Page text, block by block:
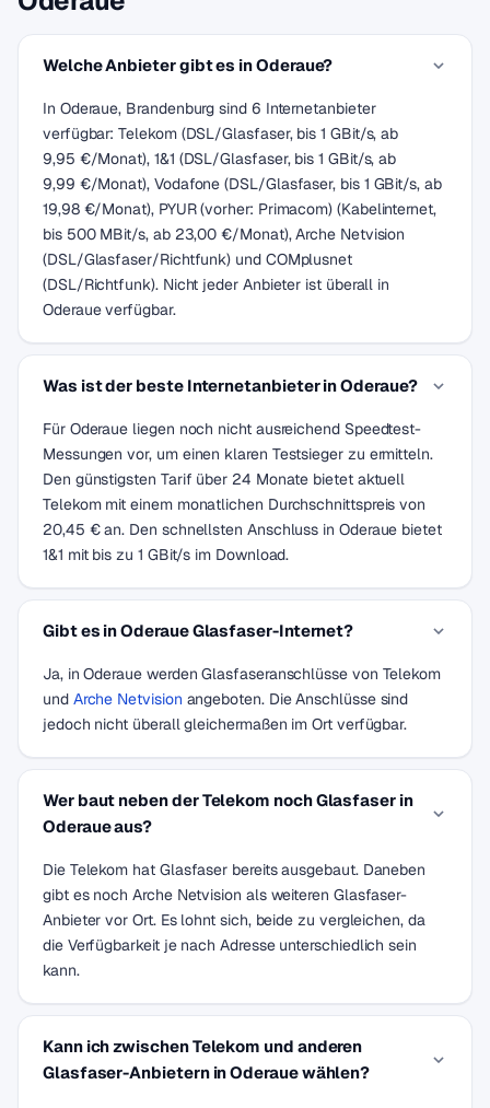
Welche Anbieter gibt es in Oderaue?
In Oderaue, Brandenburg sind 6 Internetanbieter
verfügbar: Telekom (DSL/Glasfaser, bis 1 GBit/s, ab
9,95 €/Monat), 1&1 (DSL/Glasfaser, bis 1 GBit/s, ab
9,99 €/Monat), Vodafone (DSL/Glasfaser, bis 1 GBit/s, ab
19,98 €/Monat), PYUR (vorher: Primacom) (Kabelinternet,
bis 500 MBit/s, ab 23,00 €/Monat), Arche Netvision
(DSL/Glasfaser/Richtfunk) und COMplusnet
(DSL/Richtfunk). Nicht jeder Anbieter ist überall in
Oderaue verfügbar.
Was ist der beste Internetanbieter in Oderaue?
Für Oderaue liegen noch nicht ausreichend Speedtest-
Messungen vor, um einen klaren Testsieger zu ermitteln.
Den günstigsten Tarif über 24 Monate bietet aktuell
Telekom mit einem monatlichen Durchschnittspreis von
20,45 € an. Den schnellsten Anschluss in Oderaue bietet
1&1 mit bis zu 1 GBit/s im Download.
Gibt es in Oderaue Glasfaser-Internet?
Ja, in Oderaue werden Glasfaseranschlüsse von Telekom
und Arche Netvision angeboten. Die Anschlüsse sind
jedoch nicht überall gleichermaßen im Ort verfügbar.
Wer baut neben der Telekom noch Glasfaser in
Oderaue aus?
Die Telekom hat Glasfaser bereits ausgebaut. Daneben
gibt es noch Arche Netvision als weiteren Glasfaser-
Anbieter vor Ort. Es lohnt sich, beide zu vergleichen, da
die Verfügbarkeit je nach Adresse unterschiedlich sein
kann.
Kann ich zwischen Telekom und anderen
Glasfaser-Anbietern in Oderaue wählen?